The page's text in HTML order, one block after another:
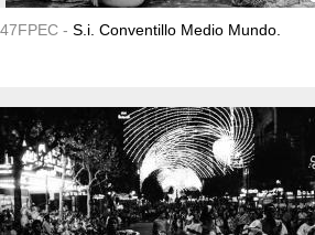
47FPEC - S.i. Conventillo Medio Mundo.